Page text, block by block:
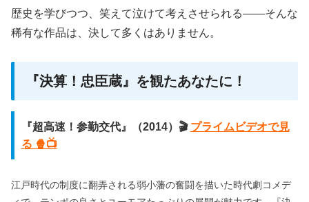
歴史を学びつつ、笑えて泣けて考えさせられる――そんな
稀有な作品は、決して多くはありません。
『決算！忠臣蔵』を観たあなたに！
『超高速！参勤交代』（2014）🎬 プライムビデオで見
る 🍿📺
江戸時代の制度に翻弄される弱小藩の奮闘を描いた時代劇コメデ